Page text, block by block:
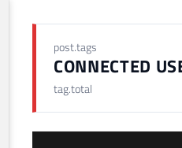
post.tags
CONNECTED
tag.total